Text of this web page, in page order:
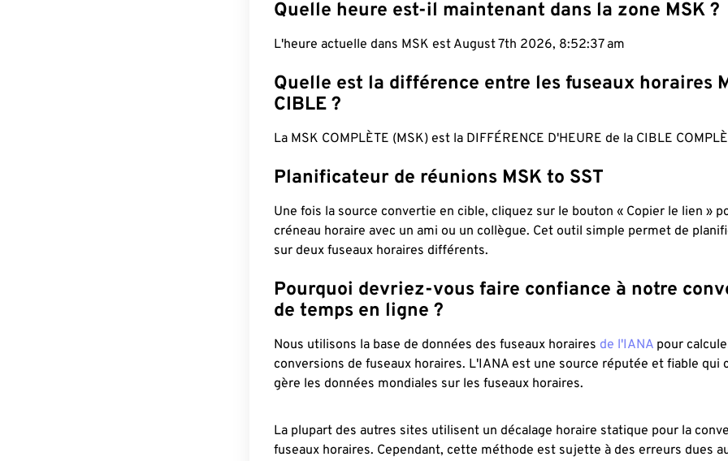
Quelle heure est-il maintenant dans la zone MSK ?
L'heure actuelle dans MSK est August 7th 2026, 8:52:38 am
Quelle est la différence entre les fuseaux horaires
CIBLE ?
La MSK COMPLÈTE (MSK) est la DIFFÉRENCE D'HEURE de la CIBLE
Planificateur de réunions MSK to SST
Une fois la source convertie en cible, cliquez sur le bouton « Copier le lien »
créneau horaire avec un ami ou un collègue. Cet outil simple permet de
sur deux fuseaux horaires différents.
Pourquoi devriez-vous faire confiance à notre
de temps en ligne ?
Nous utilisons la base de données des fuseaux horaires de l'IANA pour
conversions de fuseaux horaires. L'IANA est une source réputée et fiable qui
gère les données mondiales sur les fuseaux horaires.
La plupart des autres sites utilisent un décalage horaire statique pour la
fuseaux horaires. Cependant, cette méthode est sujette à des erreurs dues